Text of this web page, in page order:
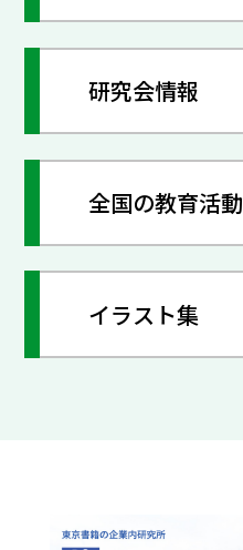
研究会情報
全国の教育活動
イラスト集